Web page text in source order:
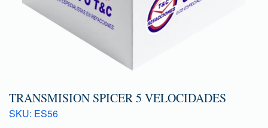
TRANSMISION SPICER 5 VELOCIDADES
SKU: ES56